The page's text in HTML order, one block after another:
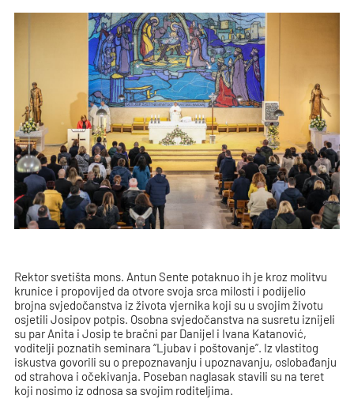
Rektor svetišta mons. Antun Sente potaknuo ih je kroz molitvu
krunice i propovijed da otvore svoja srca milosti i podijelio
brojna svjedočanstva iz života vjernika koji su u svojim životu
osjetili Josipov potpis. Osobna svjedočanstva na susretu iznijeli
su par Anita i Josip te bračni par Danijel i Ivana Katanović,
voditelji poznatih seminara “Ljubav i poštovanje”. Iz vlastitog
iskustva govorili su o prepoznavanju i upoznavanju, oslobađanju
od strahova i očekivanja. Poseban naglasak stavili su na teret
koji nosimo iz odnosa sa svojim roditeljima.